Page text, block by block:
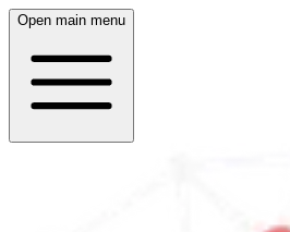
Open main menu